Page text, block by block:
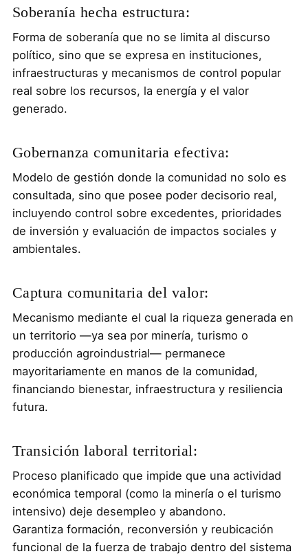
Soberanía hecha estructura:
Forma de soberanía que no se limita al discurso
político, sino que se expresa en instituciones,
infraestructuras y mecanismos de control popular
real sobre los recursos, la energía y el valor
generado.
Gobernanza comunitaria efectiva:
Modelo de gestión donde la comunidad no solo es
consultada, sino que posee poder decisorio real,
incluyendo control sobre excedentes, prioridades
de inversión y evaluación de impactos sociales y
ambientales.
Captura comunitaria del valor:
Mecanismo mediante el cual la riqueza generada en
un territorio —ya sea por minería, turismo o
producción agroindustrial— permanece
mayoritariamente en manos de la comunidad,
financiando bienestar, infraestructura y resiliencia
futura.
Transición laboral territorial:
Proceso planificado que impide que una actividad
económica temporal (como la minería o el turismo
intensivo) deje desempleo y abandono.
Garantiza formación, reconversión y reubicación
funcional de la fuerza de trabajo dentro del sistema